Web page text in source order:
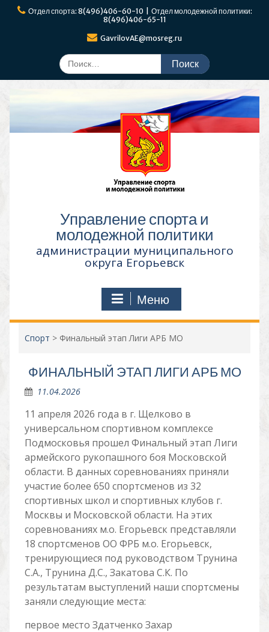
ПерейтиОтдел спорта: 8(496)406-60-10 | Отдел молодежной политики:
8(496)406-65-11
GavrilovAE@mosreg.ru
Поиск
по:
Управление спорта и
молодежной политики
администрации муниципального
округа Егорьевск
Меню
Спорт > Финальный этап Лиги АРБ МО
ФИНАЛЬНЫЙ ЭТАП ЛИГИ АРБ МО
11.04.2026
11 апреля 2026 года в г. Щелково в
универсальном спортивном комплексе
Подмосковья прошел Финальный этап Лиги
армейского рукопашного боя Московской
области. В данных соревнованиях приняли
участие более 650 спортсменов из 32
спортивных школ и спортивных клубов г.
Москвы и Московской области. На этих
соревнованиях м.о. Егорьевск представляли
18 спортсменов ОО ФРБ м.о. Егорьевск,
тренирующиеся под руководством Трунина
С.А., Трунина Д.С., Закатова С.К. По
результатам выступлений наши спортсмены
заняли следующие места:
первое место Здатченко Захар